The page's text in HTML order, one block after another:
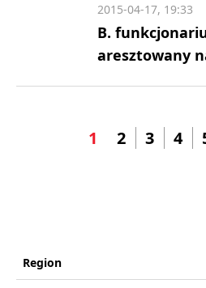
B.
aresztowany
2015-04-17, 19:33
1 2 3 4
Region